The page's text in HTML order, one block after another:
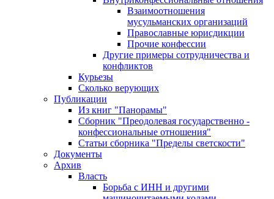
Взаимоотношения
мусульманских организаций
Православные юрисдикции
Прочие конфессии
Другие примеры сотрудничества и
конфликтов
Курьезы
Сколько верующих
Публикации
Из книг "Панорамы"
Сборник "Преодолевая государственно -
конфессиональные отношения"
Статьи сборника "Пределы светскости"
Документы
Архив
Власть
Борьба с ИНН и другими